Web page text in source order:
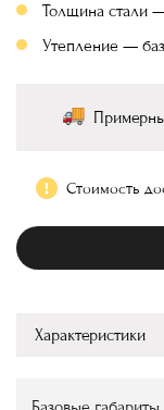
Толщина стали
Утепление —
Стоимость
Характеристики